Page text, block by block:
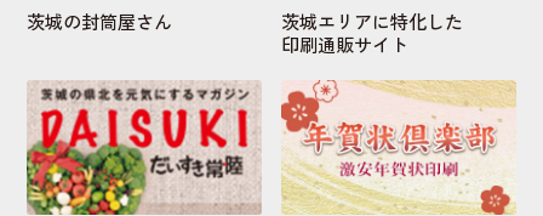
茨城の封筒屋さん
茨城エリアに特化した
印刷通販サイト